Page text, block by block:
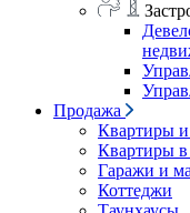
Продажа
Квартиры
Квартиры в
Гаражи и
Коттеджи